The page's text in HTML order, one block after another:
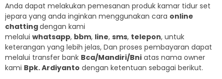
Anda dapat melakukan pemesanan produk kamar tidur set
jepara yang anda inginkan menggunakan cara online
chattingdengan kami
melalui whatsapp, bbm, line, sms, telepon, untuk
keterangan yang lebih jelas, Dan proses pembayaran dapat
melalui transfer bank Bca/Mandiri/Bni atas nama owner
kami Bpk. Ardiyanto dengan ketentuan sebagai berikut.